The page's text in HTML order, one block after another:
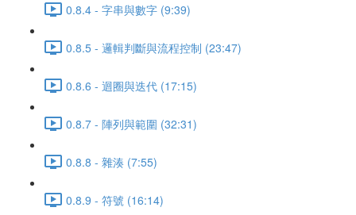
0.8.4 - 字串與數字 (9:39)
0.8.5 - 邏輯判斷與流程控制 (23:47)
0.8.6 - 迴圈與迭代 (17:15)
0.8.7 - 陣列與範圍 (32:31)
0.8.8 - 雜湊 (7:55)
0.8.9 - 符號 (16:14)